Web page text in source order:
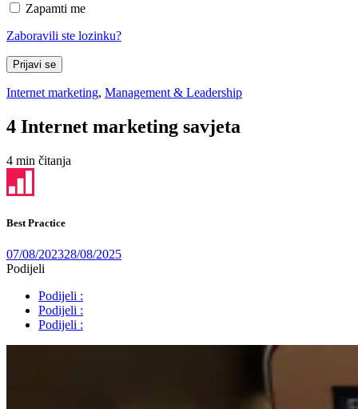
Zapamti me
Zaboravili ste lozinku?
Prijavi se
Internet marketing, Management & Leadership
4 Internet marketing savjeta
4 min čitanja
Best Practice
07/08/202328/08/2025
Podijeli
Podijeli :
Podijeli :
Podijeli :